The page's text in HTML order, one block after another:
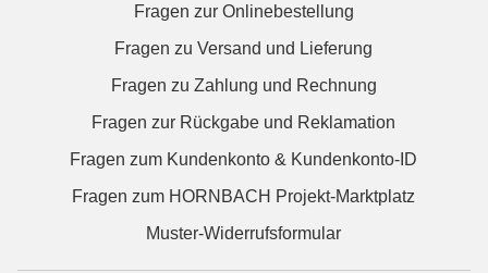
Fragen zur Onlinebestellung
Fragen zu Versand und Lieferung
Fragen zu Zahlung und Rechnung
Fragen zur Rückgabe und Reklamation
Fragen zum Kundenkonto & Kundenkonto-ID
Fragen zum HORNBACH Projekt-Marktplatz
Muster-Widerrufsformular